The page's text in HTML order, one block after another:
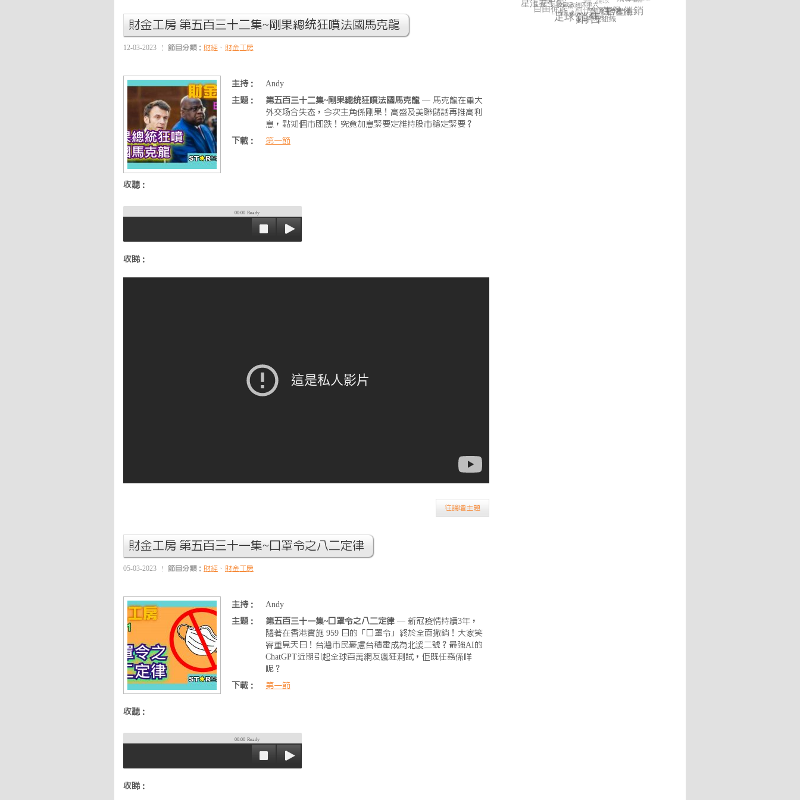
財金工房 第五百三十二集~剛果總统狂噴法國馬克龍
12-03-2023 節目分類： 財經 、 財金工房
主持：
Andy
主題：
第五百三十二集~剛果總统狂噴法國馬克龍 — 馬克龍在重大
外交场合失态，今次主角係剛果！高盛及美聯儲話再推高利
息，點知個市即跌！究竟加息緊要定維持股市穩定緊要？
下載：
第一節
收聽：
00:00 Ready
收睇：
往論壇主題
財金工房 第五百三十一集~口罩令之八二定律
05-03-2023 節目分類： 財經 、 財金工房
主持：
Andy
主題：
第五百三十一集~口罩令之八二定律 — 新冠疫情持續3年，
隨著在香港實施 959 日的「口罩令」終於全面撤銷！大家笑
容重見天日！台灣市民憂慮台積電成為北湲二號？最強AI的
ChatGPT近期引起全球百萬網友瘋狂測試，佢既任務係咩
呢？
下載：
第一節
收聽：
00:00 Ready
收睇：